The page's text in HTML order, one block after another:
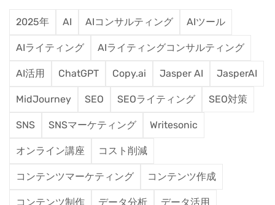
2025年 AI AIコンサルティング AIツール
AIライティング AIライティングコンサルティング
AI活用 ChatGPT Copy.ai Jasper AI JasperAI
MidJourney SEO SEOライティング SEO対策
SNS SNSマーケティング Writesonic
オンライン講座 コスト削減
コンテンツマーケティング コンテンツ作成
コンテンツ制作 データ分析 データ活用